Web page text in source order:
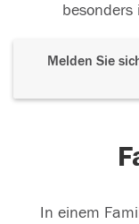
Melden Sie
In einem